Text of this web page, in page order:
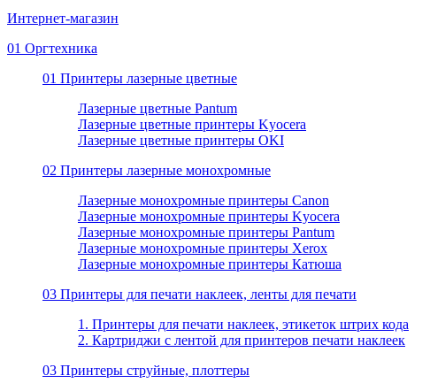
Интернет-магазин
01 Оргтехника
01 Принтеры лазерные цветные
Лазерные цветные Pantum
Лазерные цветные принтеры Kyocera
Лазерные цветные принтеры OKI
02 Принтеры лазерные монохромные
Лазерные монохромные принтеры Canon
Лазерные монохромные принтеры Kyocera
Лазерные монохромные принтеры Pantum
Лазерные монохромные принтеры Xerox
Лазерные монохромные принтеры Катюша
03 Принтеры для печати наклеек, ленты для печати
1. Принтеры для печати наклеек, этикеток штрих кода
2. Картриджи с лентой для принтеров печати наклеек
03 Принтеры струйные, плоттеры